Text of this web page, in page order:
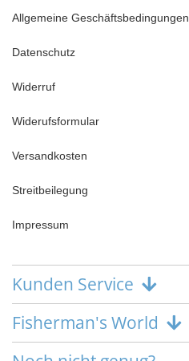
Allgemeine Geschäftsbedingungen
Datenschutz
Widerruf
Widerufsformular
Versandkosten
Streitbeilegung
Impressum
Kunden Service
Fisherman's World